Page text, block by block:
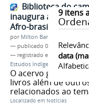
9itens
data
Biblioteca do
inaugura alas
Afro-brasileiro e
por Milton Barros
— publicado 01/08/2017
— registrado em:
campus
Estudos Indígenas
,Afro-
O acervo gira em
livros além de
relacionados ao
Localizado em Notícias